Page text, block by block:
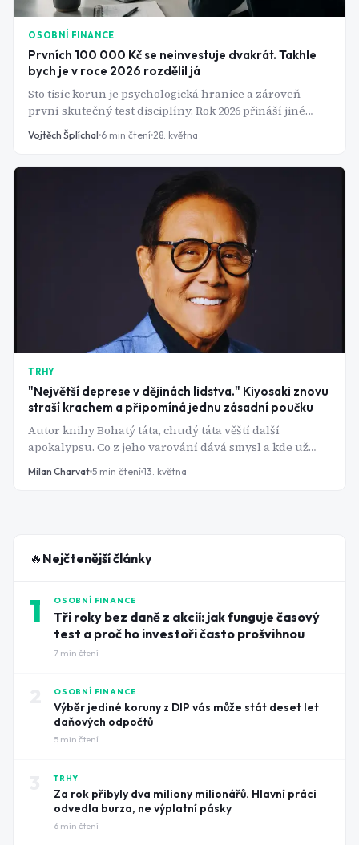
OSOBNÍ FINANCE
Prvních 100 000 Kč se neinvestuje dvakrát. Takhle
bych je v roce 2026 rozdělil já
Sto tisíc korun je psychologická hranice a zároveň
první skutečný test disciplíny. Rok 2026 přináší jiné
podmínky než euforický bull market z let 2020–2021:
sazby centrálních bank sice klesají, trhy jsou ale
pohybuje na hranici přijatelného. Právě proto záleží na
tom, jak k prvnímu kapitálu přistoupíte - "dát to do ETF"
je sice správná odpověď, ale zdaleka ne kompletní.
Vojtěch Šplíchal 6 min čtení 28. května
TRHY
"Největší deprese v dějinách lidstva." Kiyosaki znovu
straší krachem a připomíná jednu zásadní poučku
Autor knihy Bohatý táta, chudý táta věští další
apokalypsu. Co z jeho varování dává smysl a kde už
Milan Charvat 5 min čtení 13. května
🔥 Nejčtenější články
1 OSOBNÍ FINANCE
Tři roky bez daně z akcií: jak funguje časový
test a proč ho investoři často prošvihnou
7 min čtení
OSOBNÍ FINANCE
Výběr jediné koruny z DIP vás může stát deset let
daňových odpočtů
5 min čtení
TRHY
Za rok přibyly dva miliony milionářů. Hlavní práci
odvedla burza, ne výplatní pásky
6 min čtení